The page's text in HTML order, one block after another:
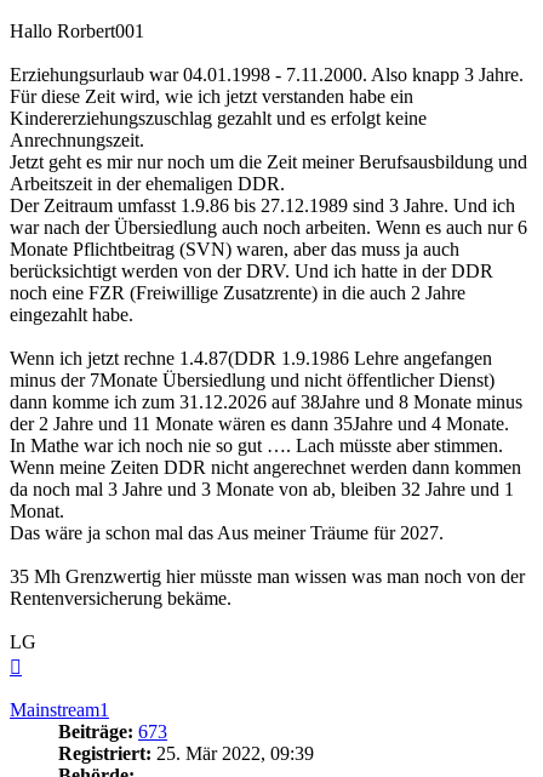
Hallo Rorbert001
Erziehungsurlaub war 04.01.1998 - 7.11.2000. Also knapp 3 Jahre.
Für diese Zeit wird, wie ich jetzt verstanden habe ein
Kindererziehungszuschlag gezahlt und es erfolgt keine
Anrechnungszeit.
Jetzt geht es mir nur noch um die Zeit meiner Berufsausbildung und
Arbeitszeit in der ehemaligen DDR.
Der Zeitraum umfasst 1.9.86 bis 27.12.1989 sind 3 Jahre. Und ich
war nach der Übersiedlung auch noch arbeiten. Wenn es auch nur 6
Monate Pflichtbeitrag (SVN) waren, aber das muss ja auch
berücksichtigt werden von der DRV. Und ich hatte in der DDR
noch eine FZR (Freiwillige Zusatzrente) in die auch 2 Jahre
eingezahlt habe.
Wenn ich jetzt rechne 1.4.87(DDR 1.9.1986 Lehre angefangen
minus der 7Monate Übersiedlung und nicht öffentlicher Dienst)
dann komme ich zum 31.12.2026 auf 38Jahre und 8 Monate minus
der 2 Jahre und 11 Monate wären es dann 35Jahre und 4 Monate.
In Mathe war ich noch nie so gut …. Lach müsste aber stimmen.
Wenn meine Zeiten DDR nicht angerechnet werden dann kommen
da noch mal 3 Jahre und 3 Monate von ab, bleiben 32 Jahre und 1
Monat.
Das wäre ja schon mal das Aus meiner Träume für 2027.
35 Mh Grenzwertig hier müsste man wissen was man noch von der
Rentenversicherung bekäme.
LG
Mainstream1
Beiträge: 673
Registriert: 25. Mär 2022, 09:39